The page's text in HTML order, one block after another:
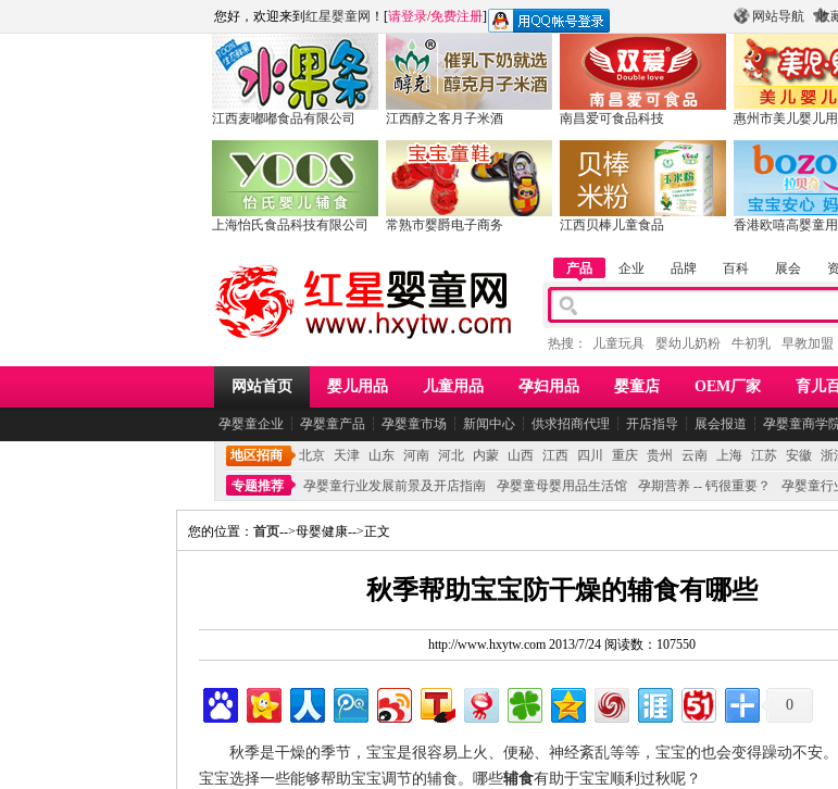
网站导航 收
您好，欢迎来到 红星婴童网 ！[请登录/免费注册]
江西麦嘟嘟食品有限公司 江西醇之客月子米酒 南昌爱可食品科技 惠州市美儿婴儿
上海怡氏食品科技有限公司 常熟市婴爵电子商务 江西贝棒儿童食品 香港欧嘻高婴童
产品 企业 品牌 百科 展会
热搜： 儿童玩具 婴幼儿奶粉 牛初乳 早教加盟
网站首页 婴儿用品 儿童用品 孕妇用品 婴童店 OEM厂家 育儿
孕婴童企业 ┆ 孕婴童产品 ┆ 孕婴童市场 ┆ 新闻中心 ┆ 供求招商代理 ┆ 开店指导 ┆ 展会报道 ┆ 孕婴童商学
地区招商 北京 天津 山东 河南 河北 内蒙 山西 江西 四川 重庆 贵州 云南 上海 江苏 安徽 浙
专题推荐
孕婴童行业发展前景及开店指南 孕婴童母婴用品生活馆 孕期营养 -- 钙很重要？ 孕婴童行
您的位置： 首页-->母婴健康-->正文
秋季帮助宝宝防干燥的辅食有哪些
http://www.hxytw.com 2013/7/24 阅读数：107550
0
秋季是干燥的季节，宝宝是很容易上火、便秘、神经紊乱等等，宝宝的也会变得躁动不安
宝宝选择一些能够帮助宝宝调节的辅食。哪些辅食有助于宝宝顺利过秋呢？